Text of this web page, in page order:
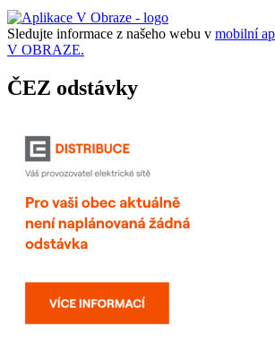
Sledujte informace z našeho webu v mobilní
V OBRAZE.
ČEZ odstávky